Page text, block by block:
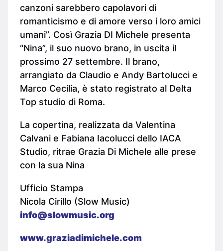
canzoni sarebbero capolavori di
romanticismo e di amore verso i loro amici
umani”. Così Grazia DI Michele presenta
“Nina”, il suo nuovo brano, in uscita il
prossimo 27 settembre. Il brano,
arrangiato da Claudio e Andy Bartolucci e
Marco Cecilia, è stato registrato al Delta
Top studio di Roma.
La copertina, realizzata da Valentina
Calvani e Fabiana Iacolucci dello IACA
Studio, ritrae Grazia Di Michele alle prese
con la sua Nina
Ufficio Stampa
Nicola Cirillo (Slow Music)
info@slowmusic.org
www.graziadimichele.com